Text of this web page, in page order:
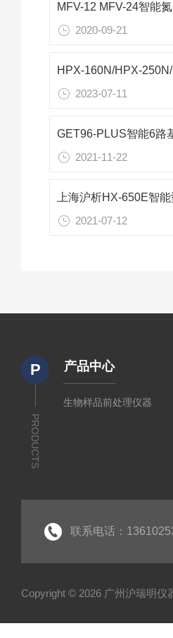
2020-09-21
2023-07-11
2021-11-22
2021-07-12
P
PRODUCTS
产品中心
生物样品前处理仪器
联系电话：
Copyright © 2026 广州沪瑞明